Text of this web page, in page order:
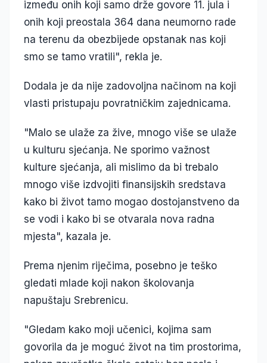
između onih koji samo drže govore 11. jula i
onih koji preostala 364 dana neumorno rade
na terenu da obezbijede opstanak nas koji
smo se tamo vratili", rekla je.
Dodala je da nije zadovoljna načinom na koji
vlasti pristupaju povratničkim zajednicama.
"Malo se ulaže za žive, mnogo više se ulaže
u kulturu sjećanja. Ne sporimo važnost
kulture sjećanja, ali mislimo da bi trebalo
mnogo više izdvojiti finansijskih sredstava
kako bi život tamo mogao dostojanstveno da
se vodi i kako bi se otvarala nova radna
mjesta", kazala je.
Prema njenim riječima, posebno je teško
gledati mlade koji nakon školovanja
napuštaju Srebrenicu.
"Gledam kako moji učenici, kojima sam
govorila da je moguć život na tim prostorima,